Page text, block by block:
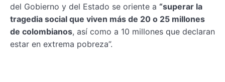
del Gobierno y del Estado se oriente a “superar la
tragedia social que viven más de 20 o 25 millones
de colombianos, así como a 10 millones que declaran
estar en extrema pobreza”.